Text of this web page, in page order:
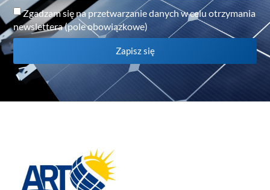
Zgadzam się na przetwarzanie danych w celu otrzymania
newslettera (pole obowiązkowe)
Zapisz się